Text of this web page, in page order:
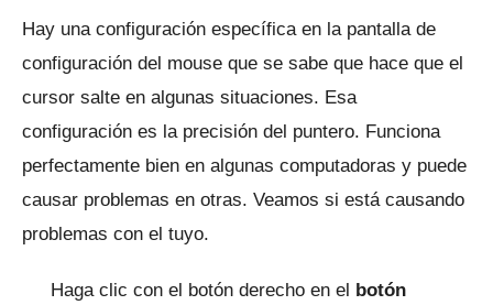
Hay una configuración específica en la pantalla de
configuración del mouse que se sabe que hace que el
cursor salte en algunas situaciones. Esa
configuración es la precisión del puntero. Funciona
perfectamente bien en algunas computadoras y puede
causar problemas en otras. Veamos si está causando
problemas con el tuyo.
Haga clic con el botón derecho en el botón